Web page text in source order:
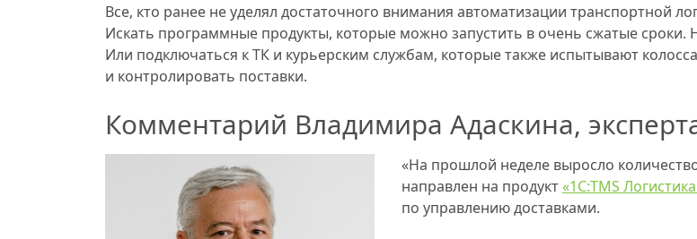
Все, кто ранее не уделял достаточного внимания автоматизации транспортной
Искать программные продукты, которые можно запустить в очень сжатые сроки.
Или подключаться к ТК и курьерским службам, которые также испытывают
и контролировать поставки.
Комментарий Владимира Адаскина,
«На прошлой неделе выросло
направлен на продукт«1С:TMS
по управлению доставками.